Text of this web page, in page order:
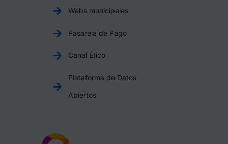
Webs municipales
Pasarela de Pago
Canal Ético
Plataforma de Datos
Abiertos